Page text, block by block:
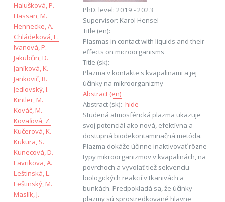
Halušková, P.
Hassan, M.
Hennecke, A.
Chládeková, L.
Ivanová, P.
Jakubčin, D.
Janíková, K.
Jankovič, R.
Jedlovský, I.
Kintler, M.
Kováč, M.
Kovaľová, Z.
Kučerová, K.
Kukura, S.
Kunecová, D.
Lavrikova, A.
Leštinská, L.
Leštinský, M.
Maslík, J.
PhD. level: 2019 - 2023
Supervisor: Karol Hensel
Title (en):
Plasmas in contact with liquids and their
effects on microorganisms
Title (sk):
Plazma v kontakte s kvapalinami a jej
účinky na mikroorganizmy
Abstract (en)
Abstract (sk): hide
Studená atmosférická plazma ukazuje
svoj potenciál ako nová, efektívna a
dostupná biodekontaminačná metóda.
Plazma dokáže účinne inaktivovať rôzne
typy mikroorganizmov v kvapalinách, na
povrchoch a vyvolať tiež sekvenciu
biologických reakcií v tkanivách a
bunkách. Predpokladá sa, že účinky
plazmy sú sprostredkované hlavne